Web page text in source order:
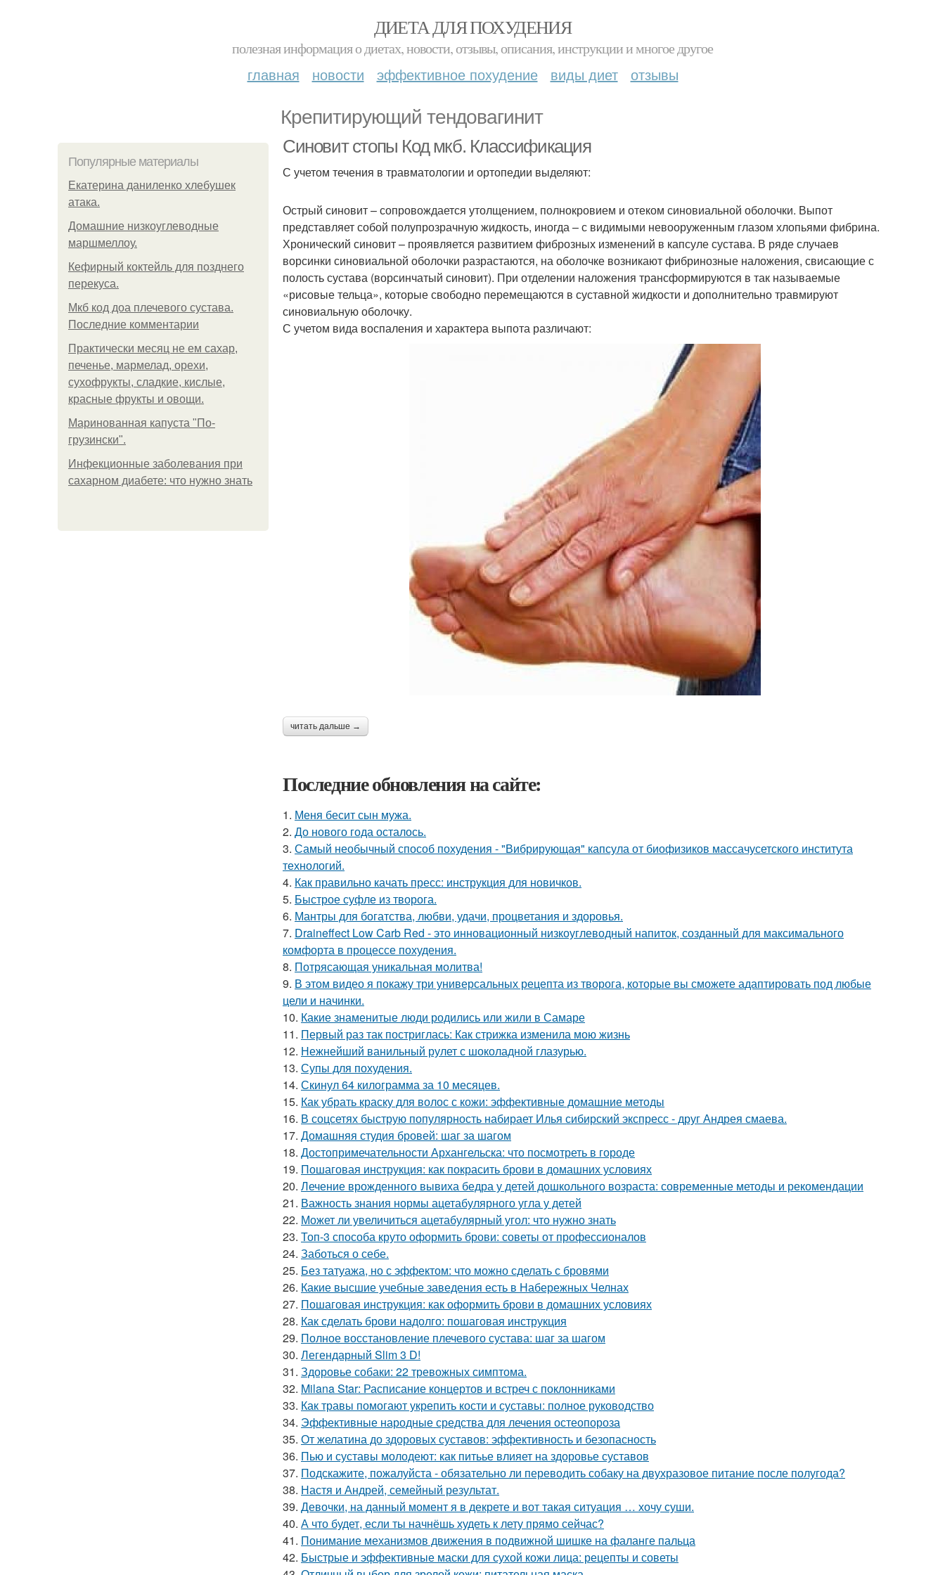
ДИЕТА ДЛЯ ПОХУДЕНИЯ
полезная информация о диетах, новости, отзывы, описания, инструкции и многое другое
главная новости эффективное похудение виды диет отзывы
Крепитирующий тендовагинит
Популярные материалы
Екатерина даниленко хлебушек
атака.
Домашние низкоуглеводные
маршмеллоу.
Кефирный коктейль для позднего
перекуса.
Мкб код доа плечевого сустава.
Последние комментарии
Практически месяц не ем сахар,
печенье, мармелад, орехи,
сухофрукты, сладкие, кислые,
красные фрукты и овощи.
Маринованная капуста "По-
грузински".
Инфекционные заболевания при
сахарном диабете: что нужно знать
Синовит стопы Код мкб. Классификация
С учетом течения в травматологии и ортопедии выделяют:
Острый синовит – сопровождается утолщением, полнокровием и отеком синовиальной оболочки. Выпот
представляет собой полупрозрачную жидкость, иногда – с видимыми невооруженным глазом хлопьями фибрина.
Хронический синовит – проявляется развитием фиброзных изменений в капсуле сустава. В ряде случаев
ворсинки синовиальной оболочки разрастаются, на оболочке возникают фибринозные наложения, свисающие с
полость сустава (ворсинчатый синовит). При отделении наложения трансформируются в так называемые
«рисовые тельца», которые свободно перемещаются в суставной жидкости и дополнительно травмируют
синовиальную оболочку.
С учетом вида воспаления и характера выпота различают:
читать дальше →
Последние обновления на сайте:
1. Меня бесит сын мужа.
2. До нового года осталось.
3. Самый необычный способ похудения - "Вибрирующая" капсула от биофизиков массачусетского института
технологий.
4. Как правильно качать пресс: инструкция для новичков.
5. Быстрое суфле из творога.
6. Мантры для богатства, любви, удачи, процветания и здоровья.
7. Draineffect Low Carb Red - это инновационный низкоуглеводный напиток, созданный для максимального
комфорта в процессе похудения.
8. Потрясающая уникальная молитва!
9. В этом видео я покажу три универсальных рецепта из творога, которые вы сможете адаптировать под любые
цели и начинки.
10. Какие знаменитые люди родились или жили в Самаре
11. Первый раз так постриглась: Как стрижка изменила мою жизнь
12. Нежнейший ванильный рулет с шоколадной глазурью.
13. Супы для похудения.
14. Скинул 64 килограмма за 10 месяцев.
15. Как убрать краску для волос с кожи: эффективные домашние методы
16. В соцсетях быструю популярность набирает Илья сибирский экспресс - друг Андрея смаева.
17. Домашняя студия бровей: шаг за шагом
18. Достопримечательности Архангельска: что посмотреть в городе
19. Пошаговая инструкция: как покрасить брови в домашних условиях
20. Лечение врожденного вывиха бедра у детей дошкольного возраста: современные методы и рекомендации
21. Важность знания нормы ацетабулярного угла у детей
22. Может ли увеличиться ацетабулярный угол: что нужно знать
23. Топ-3 способа круто оформить брови: советы от профессионалов
24. Заботься о себе.
25. Без татуажа, но с эффектом: что можно сделать с бровями
26. Какие высшие учебные заведения есть в Набережных Челнах
27. Пошаговая инструкция: как оформить брови в домашних условиях
28. Как сделать брови надолго: пошаговая инструкция
29. Полное восстановление плечевого сустава: шаг за шагом
30. Легендарный Slim 3 D!
31. Здоровье собаки: 22 тревожных симптома.
32. Milana Star: Расписание концертов и встреч с поклонниками
33. Как травы помогают укрепить кости и суставы: полное руководство
34. Эффективные народные средства для лечения остеопороза
35. От желатина до здоровых суставов: эффективность и безопасность
36. Пью и суставы молодеют: как питьье влияет на здоровье суставов
37. Подскажите, пожалуйста - обязательно ли переводить собаку на двухразовое питание после полугода?
38. Настя и Андрей, семейный результат.
39. Девочки, на данный момент я в декрете и вот такая ситуация … хочу суши.
40. А что будет, если ты начнёшь худеть к лету прямо сейчас?
41. Понимание механизмов движения в подвижной шишке на фаланге пальца
42. Быстрые и эффективные маски для сухой кожи лица: рецепты и советы